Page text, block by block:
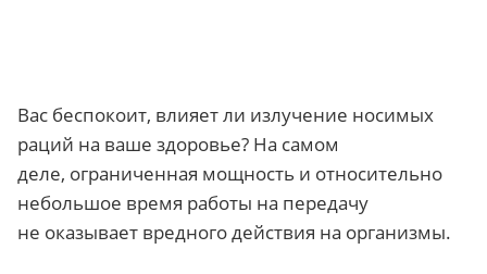
Вас беспокоит, влияет ли излучение носимых
раций на ваше здоровье? На самом
деле, ограниченная мощность и относительно
небольшое время работы на передачу
не оказывает вредного действия на организмы.